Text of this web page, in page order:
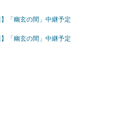
】「幽玄の間」中継予定
】「幽玄の間」中継予定